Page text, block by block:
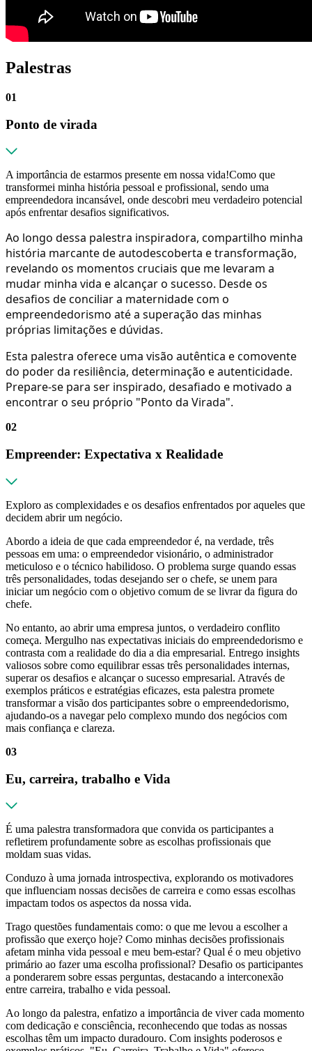
Palestras
01
Ponto de virada
A importância de estarmos presente em nossa vida!Como que
transformei minha história pessoal e profissional, sendo uma
empreendedora incansável, onde descobri meu verdadeiro potencial
após enfrentar desafios significativos.
Ao longo dessa palestra inspiradora, compartilho minha
história marcante de autodescoberta e transformação,
revelando os momentos cruciais que me levaram a
mudar minha vida e alcançar o sucesso. Desde os
desafios de conciliar a maternidade com o
empreendedorismo até a superação das minhas
próprias limitações e dúvidas.
Esta palestra oferece uma visão autêntica e comovente
do poder da resiliência, determinação e autenticidade.
Prepare-se para ser inspirado, desafiado e motivado a
encontrar o seu próprio "Ponto da Virada".
02
Empreender: Expectativa x Realidade
Exploro as complexidades e os desafios enfrentados por aqueles que
decidem abrir um negócio.
Abordo a ideia de que cada empreendedor é, na verdade, três
pessoas em uma: o empreendedor visionário, o administrador
meticuloso e o técnico habilidoso. O problema surge quando essas
três personalidades, todas desejando ser o chefe, se unem para
iniciar um negócio com o objetivo comum de se livrar da figura do
chefe.
No entanto, ao abrir uma empresa juntos, o verdadeiro conflito
começa. Mergulho nas expectativas iniciais do empreendedorismo e
contrasta com a realidade do dia a dia empresarial. Entrego insights
valiosos sobre como equilibrar essas três personalidades internas,
superar os desafios e alcançar o sucesso empresarial. Através de
exemplos práticos e estratégias eficazes, esta palestra promete
transformar a visão dos participantes sobre o empreendedorismo,
ajudando-os a navegar pelo complexo mundo dos negócios com
mais confiança e clareza.
03
Eu, carreira, trabalho e Vida
É uma palestra transformadora que convida os participantes a
refletirem profundamente sobre as escolhas profissionais que
moldam suas vidas.
Conduzo à uma jornada introspectiva, explorando os motivadores
que influenciam nossas decisões de carreira e como essas escolhas
impactam todos os aspectos da nossa vida.
Trago questões fundamentais como: o que me levou a escolher a
profissão que exerço hoje? Como minhas decisões profissionais
afetam minha vida pessoal e meu bem-estar? Qual é o meu objetivo
primário ao fazer uma escolha profissional? Desafio os participantes
a ponderarem sobre essas perguntas, destacando a interconexão
entre carreira, trabalho e vida pessoal.
Ao longo da palestra, enfatizo a importância de viver cada momento
com dedicação e consciência, reconhecendo que todas as nossas
escolhas têm um impacto duradouro. Com insights poderosos e